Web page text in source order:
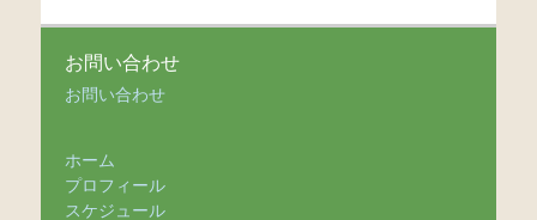
お問い合わせ
お問い合わせ
ホーム
プロフィール
スケジュール